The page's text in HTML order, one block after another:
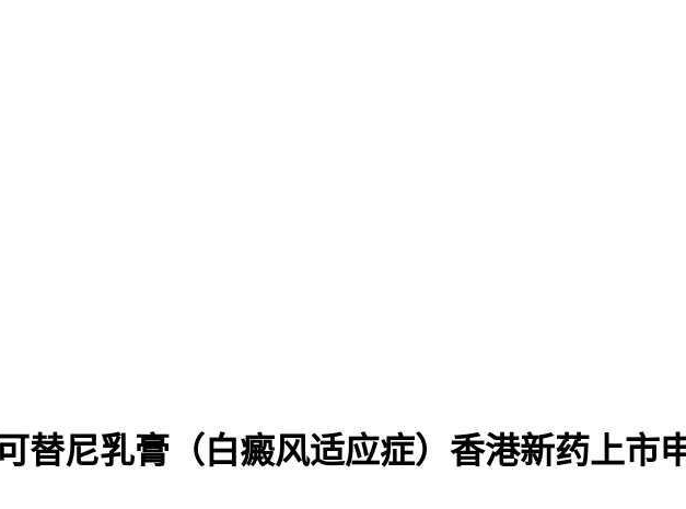
替尼乳膏（白癜风适应症）香港新药上市